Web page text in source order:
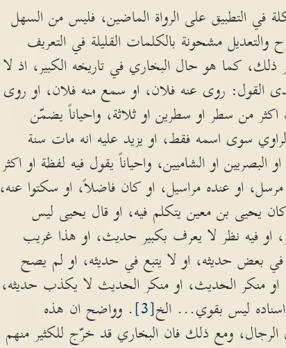
في التطبيق على الرواة الماضين، فليس من السهل
مشحونة بالكلمات القليلة في التعريف
كما هو حال البخاري في تاريخه الكبير، اذ لا
القول: روى عنه فلان، او سمع منه فلان، او روى
من سطر او سطرين او ثلاثة، واحياناً يضمّن
سوى اسمه فقط، او يزيد عليه انه مات سنة
او الشاميين، واحياناً يقول فيه لفظة او اكثر
او عنده مراسيل، او كان فاضلاً، او سكتوا عنه،
يحيى بن معين يتكلم فيه، او قال يحيى ليس
او فيه نظر لا يعرف بكبير حديث، او هذا غريب
بعض حديثه، او لا يتبع في حديثه، او لم يصح
او منكر الحديث، او منكر الحديث لا يكذب حديثه،
ليس بقوي... الخ[3]
. وواضح ان هذه
الرجال، ومع ذلك فان البخاري قد خرّج للكثير منهم